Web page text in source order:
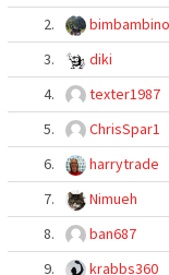
2.
bimbambino
3.
diki
4.
texter1987
5.
ChrisSpar1
6.
harrytrade
7.
Nimueh
8.
ban687
9.
krabbs360